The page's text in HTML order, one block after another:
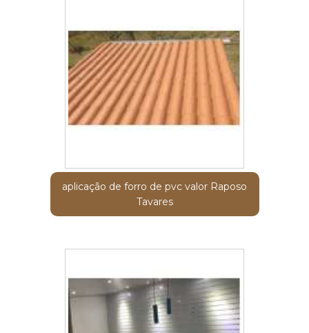
aplicação de forro de pvc valor Raposo
Tavares